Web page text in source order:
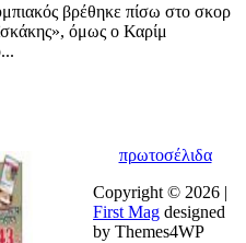
βρέθηκε πίσω στο σκορ
όμως ο Καρίμ
πρωτοσέλιδα
Copyright © 2026 |
First Mag designed
by Themes4WP